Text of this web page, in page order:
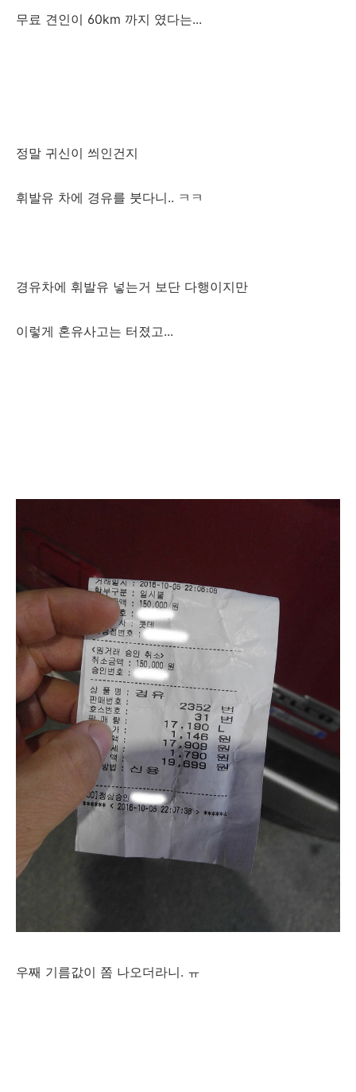
무료 견인이 60km 까지 였다는...
정말 귀신이 씌인건지
휘발유 차에 경유를 붓다니.. ㅋㅋ
경유차에 휘발유 넣는거 보단 다행이지만
이렇게 혼유사고는 터졌고...
우째 기름값이 쫌 나오더라니. ㅠ